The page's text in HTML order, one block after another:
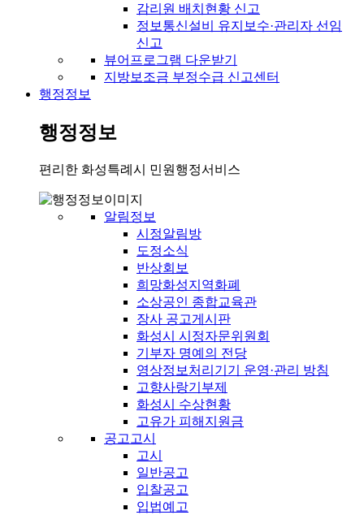
감리원 배치현황 신고
정보통신설비 유지보수·관리자 선임
신고
뷰어프로그램 다운받기
지방보조금 부정수급 신고센터
행정정보
행정정보
편리한 화성특례시 민원행정서비스
알림정보
시정알림방
도정소식
반상회보
희망화성지역화폐
소상공인 종합교육관
장사 공고게시판
화성시 시정자문위원회
기부자 명예의 전당
영상정보처리기기 운영·관리 방침
고향사랑기부제
화성시 수상현황
고유가 피해지원금
공고고시
고시
일반공고
입찰공고
입법예고